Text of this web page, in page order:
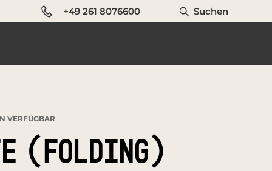
+49 261 8076600 Suchen
VERFÜGBAR
(FOLDING)